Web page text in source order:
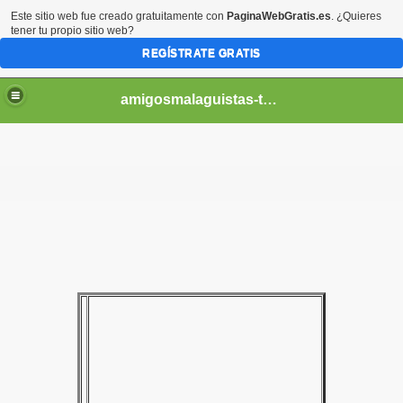
amigosmalaguistas-temporadas
Este sitio web fue creado gratuitamente con PaginaWebGratis.es. ¿Quieres
tener tu propio sitio web?
REGÍSTRATE GRATIS